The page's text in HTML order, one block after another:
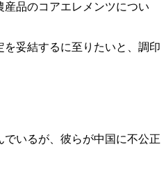
品のコアエレメンツについ
妥結するに至りたいと、調印
いるが、彼らが中国に不公正